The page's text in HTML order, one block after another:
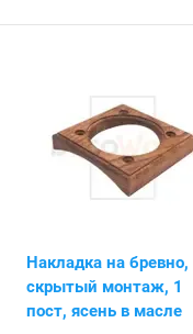
Накладка на бревно,
скрытый монтаж, 1
пост, ясень в масле